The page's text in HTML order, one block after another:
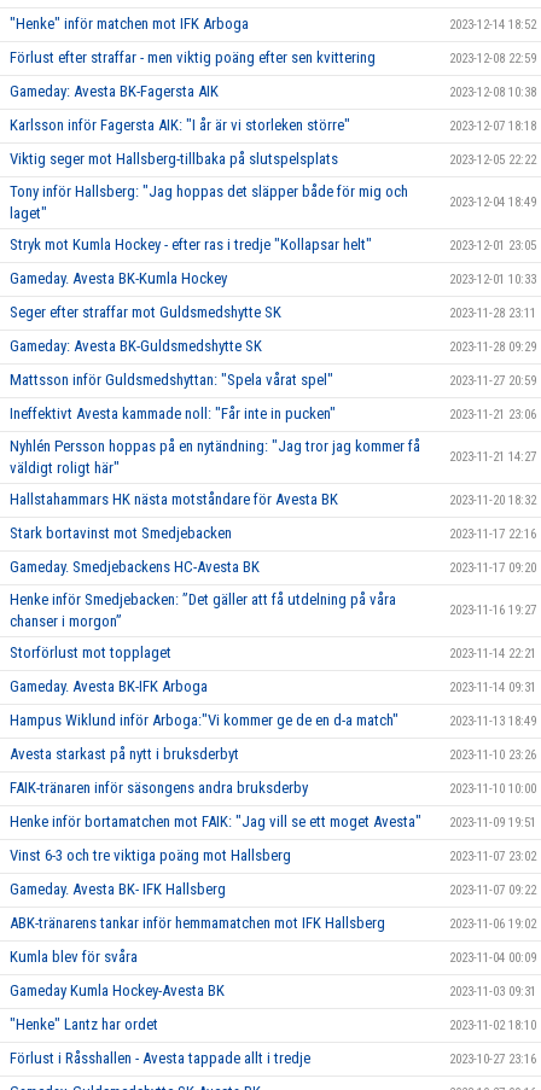
"Henke" inför matchen mot IFK Arboga 2023-12-14 18:52
Förlust efter straffar - men viktig poäng efter sen kvittering 2023-12-08 22:59
Gameday: Avesta BK-Fagersta AIK 2023-12-08 10:38
Karlsson inför Fagersta AIK: "I år är vi storleken större" 2023-12-07 18:18
Viktig seger mot Hallsberg-tillbaka på slutspelsplats 2023-12-05 22:22
Tony inför Hallsberg: "Jag hoppas det släpper både för mig och
laget"
2023-12-04 18:49
Stryk mot Kumla Hockey - efter ras i tredje "Kollapsar helt" 2023-12-01 23:05
Gameday. Avesta BK-Kumla Hockey 2023-12-01 10:33
Seger efter straffar mot Guldsmedshytte SK 2023-11-28 23:11
Gameday: Avesta BK-Guldsmedshytte SK 2023-11-28 09:29
Mattsson inför Guldsmedshyttan: "Spela vårat spel" 2023-11-27 20:59
Ineffektivt Avesta kammade noll: "Får inte in pucken" 2023-11-21 23:06
Nyhlén Persson hoppas på en nytändning: "Jag tror jag kommer få
väldigt roligt här"
2023-11-21 14:27
Hallstahammars HK nästa motståndare för Avesta BK 2023-11-20 18:32
Stark bortavinst mot Smedjebacken 2023-11-17 22:16
Gameday. Smedjebackens HC-Avesta BK 2023-11-17 09:20
Henke inför Smedjebacken: ”Det gäller att få utdelning på våra
chanser i morgon”
2023-11-16 19:27
Storförlust mot topplaget 2023-11-14 22:21
Gameday. Avesta BK-IFK Arboga 2023-11-14 09:31
Hampus Wiklund inför Arboga:"Vi kommer ge de en d-a match" 2023-11-13 18:49
Avesta starkast på nytt i bruksderbyt 2023-11-10 23:26
FAIK-tränaren inför säsongens andra bruksderby 2023-11-10 10:00
Henke inför bortamatchen mot FAIK: "Jag vill se ett moget Avesta" 2023-11-09 19:51
Vinst 6-3 och tre viktiga poäng mot Hallsberg 2023-11-07 23:02
Gameday. Avesta BK- IFK Hallsberg 2023-11-07 09:22
ABK-tränarens tankar inför hemmamatchen mot IFK Hallsberg 2023-11-06 19:02
Kumla blev för svåra 2023-11-04 00:09
Gameday Kumla Hockey-Avesta BK 2023-11-03 09:31
"Henke" Lantz har ordet 2023-11-02 18:10
Förlust i Råsshallen - Avesta tappade allt i tredje 2023-10-27 23:16